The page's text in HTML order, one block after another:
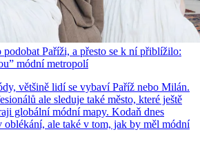
podobat Paříži, a přesto se k ní přiblížilo:
módní metropolí
většině lidí se vybaví Paříž nebo Milán.
ale sleduje také město, které ještě
globální módní mapy. Kodaň dnes
ale také v tom, jak by měl módní